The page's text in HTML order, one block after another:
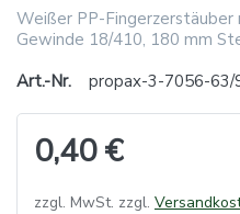
Weißer PP-
Gewinde 18/410, 180 mm
Art.-Nr.
propax-3-7056-63/
0,40 €
zzgl. MwSt. zzgl.